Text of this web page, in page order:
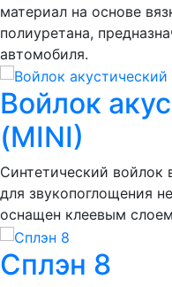
материал на основе
полиуретана,
автомобиля.
Войлок
(MINI)
Синтетический
для звукопоглощения
оснащен клеевым
Сплэн 8